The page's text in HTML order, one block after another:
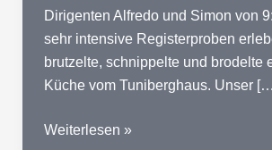
Dirigenten Alfredo und Simon von
sehr intensive Registerproben
brutzelte, schnippelte und brodelte
Küche vom Tuniberghaus. Unser
2025
Weiterlesen »